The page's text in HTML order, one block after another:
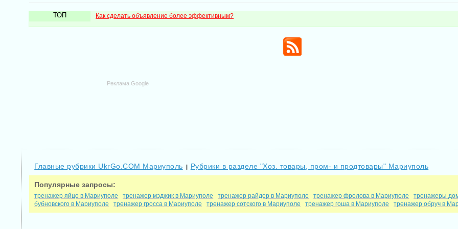
ТОП Как сделать объявление более эффективным?
Реклама Google
Главные рубрики UkrGo.COM Мариуполь | Рубрики в разделе "Хоз. товары, пром- и продтовары" Мариуполь
Популярные запросы:
тренажер яйцо в Мариуполе тренажер мэджик в Мариуполе тренажер райдер в Мариуполе тренажер фролова в Мариуполе тренажеры
бубновского в Мариуполе
тренажер гросса в Мариуполе тренажер сотского в Мариуполе тренажер гоша в Мариуполе тренажер обруч в